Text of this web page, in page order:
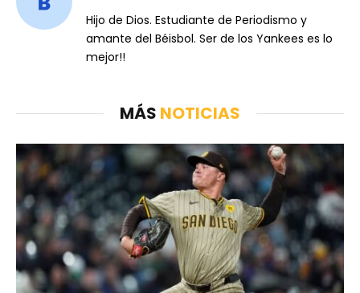
Hijo de Dios. Estudiante de Periodismo y
amante del Béisbol. Ser de los Yankees es lo
mejor!!
MÁS NOTICIAS